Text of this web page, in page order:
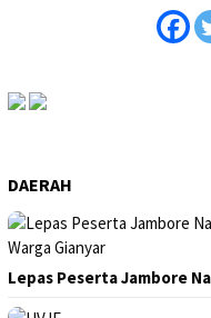
DAERAH
Lepas Peserta Jambore